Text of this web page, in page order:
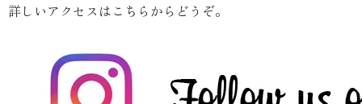
詳しいアクセスはこちらからどうぞ。